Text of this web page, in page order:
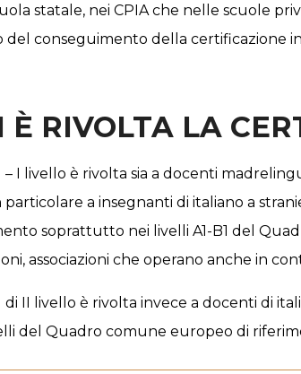
statale, nei CPIA che nelle scuole
del conseguimento della certificazione
È RIVOLTA LA
– I livello è rivolta sia a docenti
particolare a insegnanti di italiano a
soprattutto nei livelli A1-B1 del
associazioni che operano anche in
di II livello è rivolta invece a docenti di
del Quadro comune europeo di